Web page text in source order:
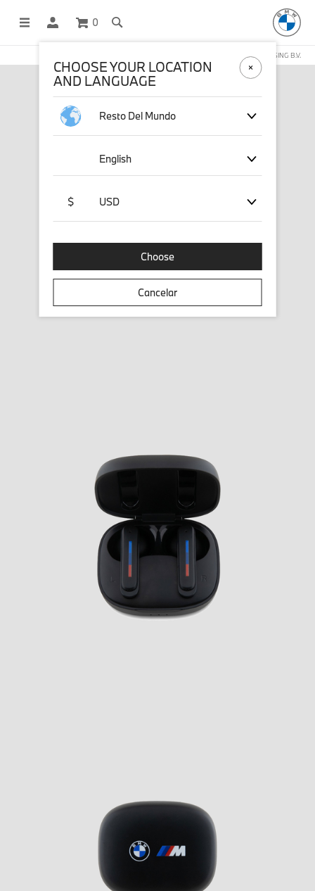
0
COMPRAS EN LÍNEA OPERADAS POR STICHD SPORTSMERCHANDISING B.V.
CHOOSE YOUR LOCATION
AND LANGUAGE
Resto Del Mundo
English
$ USD
Choose
Cancelar